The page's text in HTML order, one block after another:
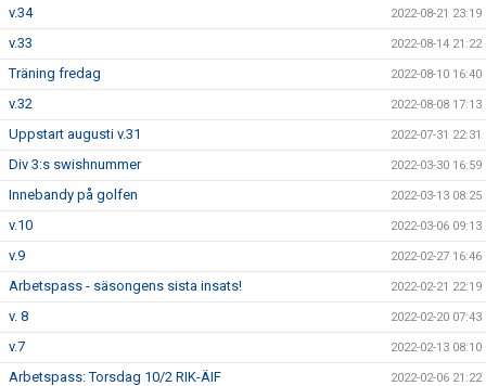
v.34 2022-08-21 23:19
v.33 2022-08-14 21:22
Träning fredag 2022-08-10 16:40
v.32 2022-08-08 17:13
Uppstart augusti v.31 2022-07-31 22:31
Div 3:s swishnummer 2022-03-30 16:59
Innebandy på golfen 2022-03-13 08:25
v.10 2022-03-06 09:13
v.9 2022-02-27 16:46
Arbetspass - säsongens sista insats! 2022-02-21 22:19
v. 8 2022-02-20 07:43
v.7 2022-02-13 08:10
Arbetspass: Torsdag 10/2 RIK-ÄIF 2022-02-06 21:22